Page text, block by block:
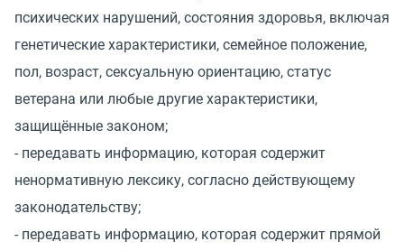
психических нарушений, состояния здоровья, включая
генетические характеристики, семейное положение,
пол, возраст, сексуальную ориентацию, статус
ветерана или любые другие характеристики,
защищённые законом;
- передавать информацию, которая содержит
ненормативную лексику, согласно действующему
законодательству;
- передавать информацию, которая содержит прямой